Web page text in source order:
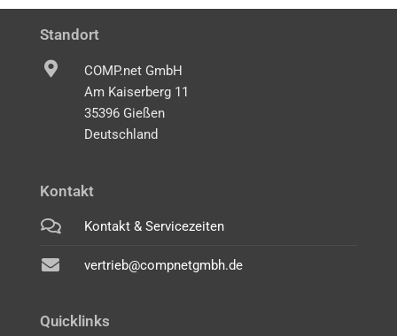
Standort
COMP.net GmbH
Am Kaiserberg 11
35396 Gießen
Deutschland
Kontakt
Kontakt & Servicezeiten
vertrieb@compnetgmbh.de
Quicklinks